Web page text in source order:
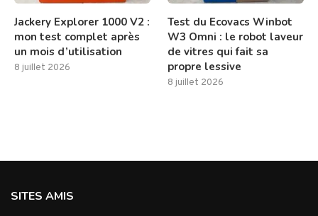
Jackery Explorer 1000 V2 :
mon test complet après
un mois d’utilisation
8 juillet 2026
Test du Ecovacs Winbot
W3 Omni : le robot laveur
de vitres qui fait sa
propre lessive
8 juillet 2026
SITES AMIS